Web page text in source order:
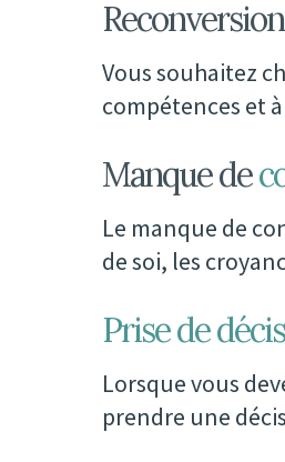
Vous souhaitez
compétences et
Manque de
Le manque de
de soi, les
Prise de
Lorsque vous
prendre une